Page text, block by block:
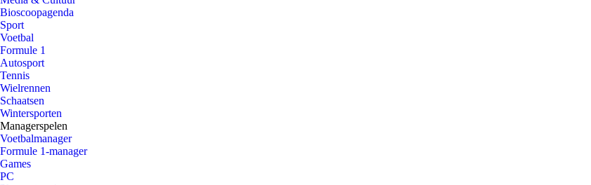
Bioscoopagenda
Sport
Voetbal
Formule 1
Autosport
Tennis
Wielrennen
Schaatsen
Wintersporten
Managerspelen
Voetbalmanager
Formule 1-manager
Games
PC